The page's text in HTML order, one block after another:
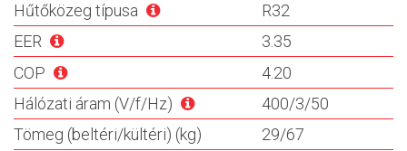
Hűtőközeg típusa
R32
EER
3.35
COP
4.20
Hálózati áram (V/f/Hz)
400/3/50
Tömeg (beltéri/kültéri) (kg)
29/67